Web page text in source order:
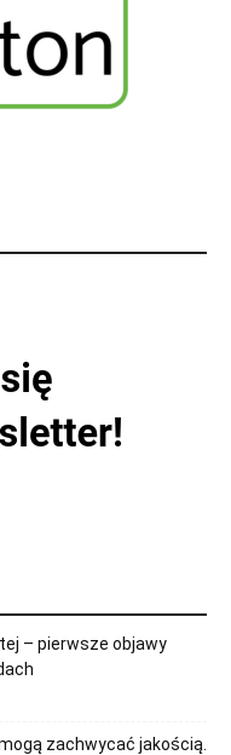
– pierwsze objawy
zachwycać jakością.